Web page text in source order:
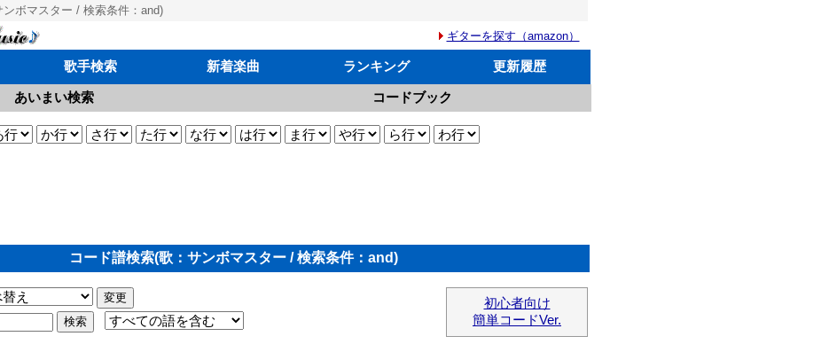
ンボマスター / 検索条件：and)
ギターを探す（amazon）
歌手検索 新着楽曲 ランキング 更新履歴
あいまい検索 コードブック
コード譜検索(歌：サンボマスター / 検索条件：and)
初心者向け
簡単コードVer.